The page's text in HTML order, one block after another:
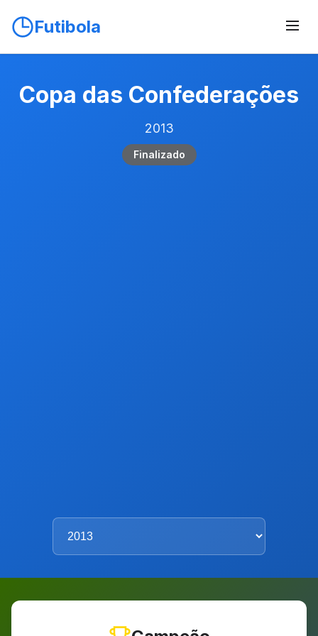
Futibola
Copa das Confederações
2013
Finalizado